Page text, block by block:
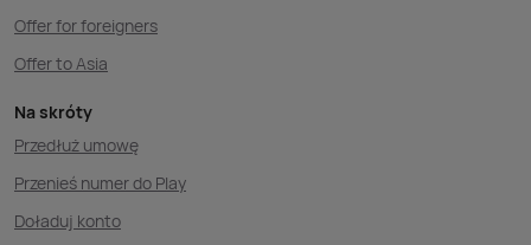
Offer for foreigners
Offer to Asia
Na skróty
Przedłuż umowę
Przenieś numer do Play
Doładuj konto